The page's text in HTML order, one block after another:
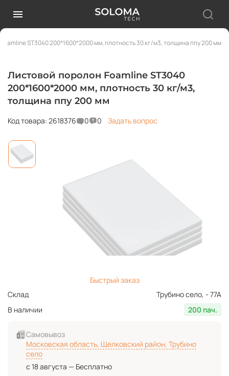
ST3040 200*1600*2000 мм, плотность 30 кг/м3, толщина ппу 200 мм
Листовой поролон Foamline ST3040
200*1600*2000 мм, плотность 30 кг/м3,
толщина ппу 200 мм
Код товара: 2618376 0 0 Задать вопрос
Быстрый заказ
Склад
Трубино село, - 77А
В наличии
200 пач.
Самовывоз
Московская область, Щелковский район, Трубино
село
с 18 августа — Бесплатно